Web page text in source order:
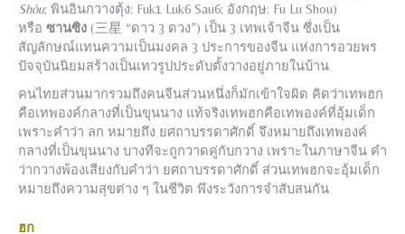
Shòu; พินอินกวางตุ้ง: Fuk1 Luk6 Sau6; อังกฤษ: Fu Lu Shou)
หรือ ซานซิง (三星 “ดาว 3 ดวง”) เป็น 3 เทพเจ้าจีน ซึ่งเป็น
สัญลักษณ์แทนความเป็นมงคล 3 ประการของจีน แห่งการอวยพร
ปัจจุบันนิยมสร้างเป็นเทวรูปประดับตั้งวางอยู่ภายในบ้าน
คนไทยส่วนมากรวมถึงคนจีนส่วนหนึ่งก็มักเข้าใจผิด คิดว่าเทพฮก
คือเทพองค์กลางที่เป็นขุนนาง แท้จริงเทพฮกคือเทพองค์ที่อุ้มเด็ก
เพราะคำว่า ลก หมายถึง ยศถาบรรดาศักดิ์ จึงหมายถึงเทพองค์
กลางที่เป็นขุนนาง บางทีจะถูกวาดคู่กับกวาง เพราะในภาษาจีน คำ
ว่ากวางพ้องเสียงกับคำว่า ยศถาบรรดาศักดิ์ ส่วนเทพฮกจะอุ้มเด็ก
หมายถึงความสุขต่าง ๆ ในชีวิต พึงระวังการจำสับสนกัน
ฮก